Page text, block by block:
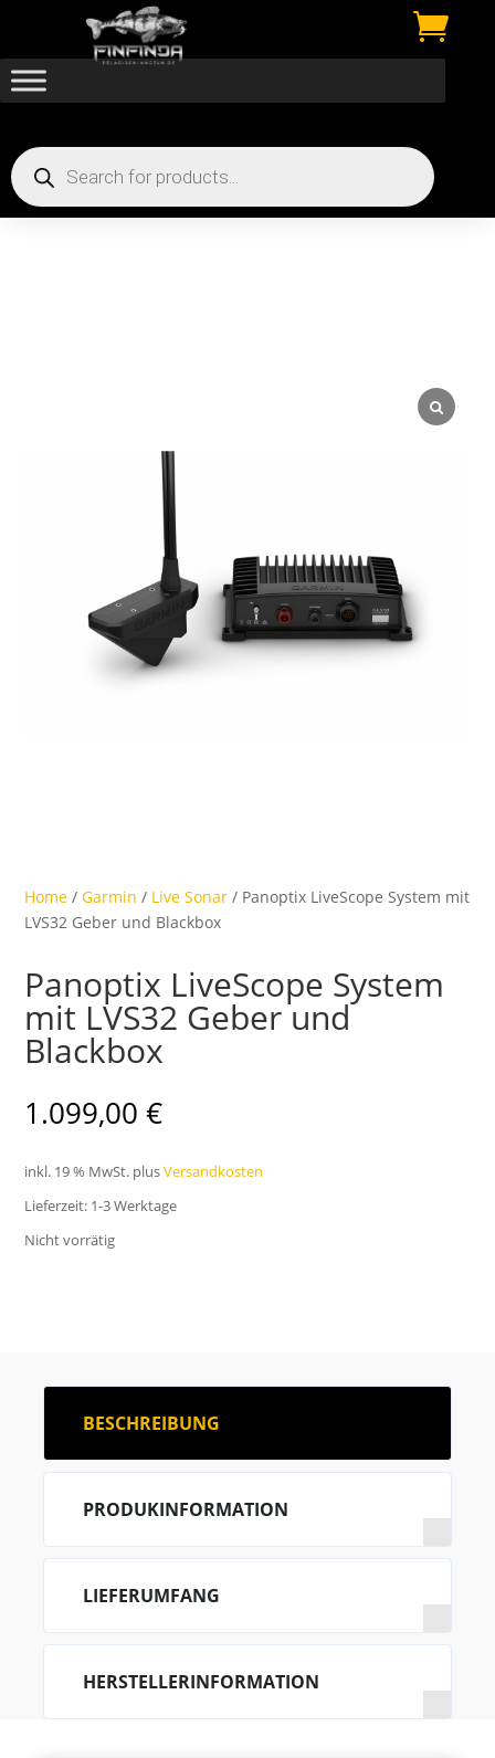

Products
search
Home /Garmin / Live Sonar / Panoptix LiveScope System mit
LVS32 Geber und Blackbox
Panoptix LiveScope System
mit LVS32 Geber und
Blackbox
1.099,00€
inkl. 19 % MwSt. plusVersandkosten
Lieferzeit: 1-3 Werktage
Nicht vorrätig
BESCHREIBUNG
PRODUKINFORMATION
LIEFERUMFANG
HERSTELLERINFORMATION